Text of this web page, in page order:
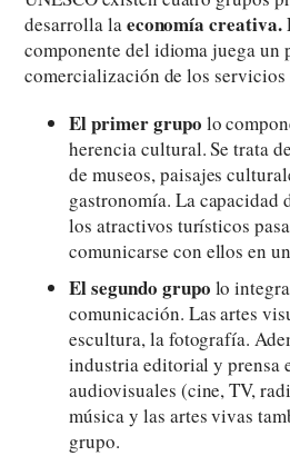
desarrolla laeconomía creativa.
componente del idioma juega un
comercialización de los
El primer grupo lo
herencia cultural. Se trata
de museos, paisajes
gastronomía. La capacidad
los atractivos turísticos
comunicarse con ellos en
El segundo grupo lo
comunicación. Las artes
escultura, la fotografía.
industria editorial y prensa
audiovisuales (cine, TV,
música y las artes vivas
grupo.